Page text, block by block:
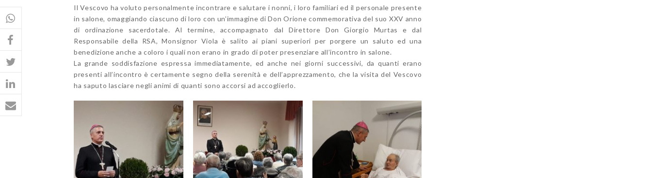
Il Vescovo ha voluto personalmente incontrare e salutare i nonni, i loro familiari ed il personale presente
in salone, omaggiando ciascuno di loro con un’immagine di Don Orione commemorativa del suo XXV anno
di ordinazione sacerdotale. Al termine, accompagnato dal Direttore Don Giorgio Murtas e dal
Responsabile della RSA, Monsignor Viola è salito ai piani superiori per porgere un saluto ed una
benedizione anche a coloro i quali non erano in grado di poter presenziare all’incontro in salone.
La grande soddisfazione espressa immediatamente, ed anche nei giorni successivi, da quanti erano
presenti all’incontro è certamente segno della serenità e dell’apprezzamento, che la visita del Vescovo
ha saputo lasciare negli animi di quanti sono accorsi ad accoglierlo.